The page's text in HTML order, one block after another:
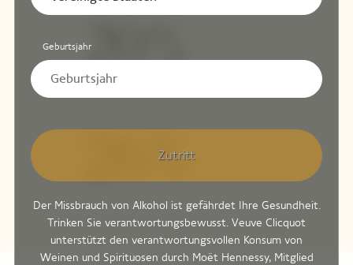
Geburtsjahr
Zutritt
Der Missbrauch von Alkohol ist gefährdet Ihre Gesundheit.
Trinken Sie verantwortungsbewusst. Veuve Clicquot
unterstützt den verantwortungsvollen Konsum von
Weinen und Spirituosen durch Moët Hennessy, Mitglied